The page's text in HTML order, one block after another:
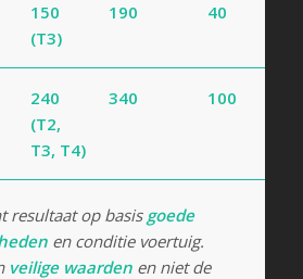
150
(T3)
190 40
240
(T2,
T3, T4)
340 100
resultaat op basisgoede
en conditie voertuig.
veilige waardenen niet de